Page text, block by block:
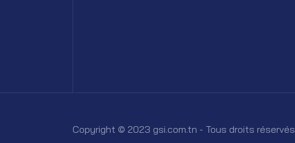
Copyright © 2023 gsi.com.tn - Tous droits réservés